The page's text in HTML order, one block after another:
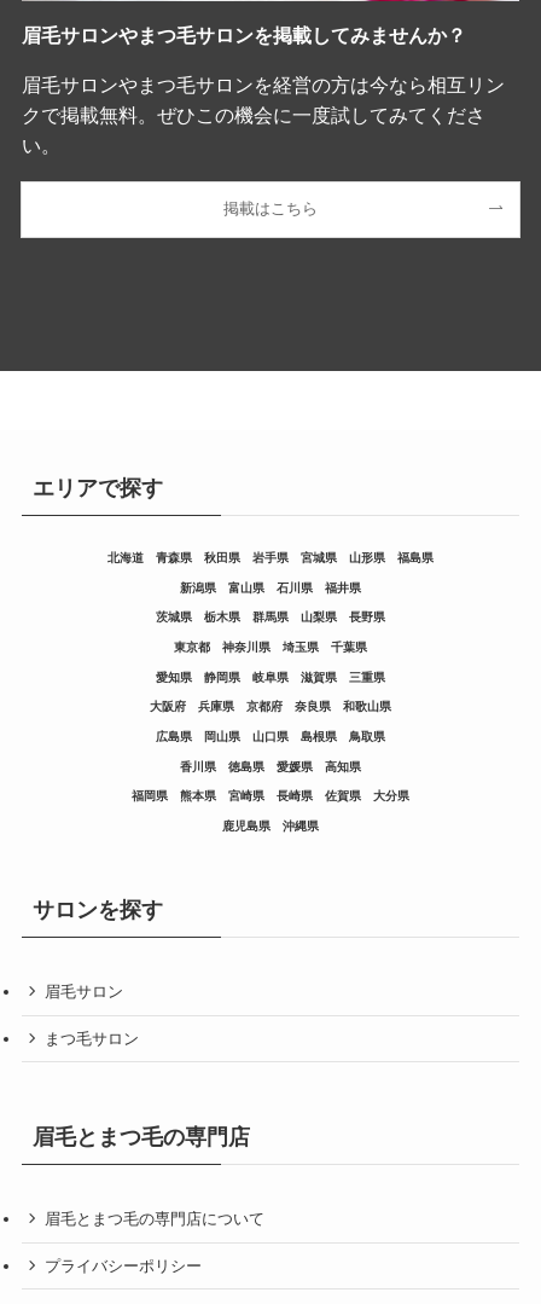
眉毛サロンやまつ毛サロンを掲載してみませんか？
眉毛サロンやまつ毛サロンを経営の方は今なら相互リン
クで掲載無料。ぜひこの機会に一度試してみてくださ
い。
掲載はこちら
エリアで探す
北海道 青森県 秋田県 岩手県 宮城県 山形県 福島県
新潟県 富山県 石川県 福井県
茨城県 栃木県 群馬県 山梨県 長野県
東京都 神奈川県 埼玉県 千葉県
愛知県 静岡県 岐阜県 滋賀県 三重県
大阪府 兵庫県 京都府 奈良県 和歌山県
広島県 岡山県 山口県 島根県 鳥取県
香川県 徳島県 愛媛県 高知県
福岡県 熊本県 宮崎県 長崎県 佐賀県 大分県
鹿児島県 沖縄県
サロンを探す
眉毛サロン
まつ毛サロン
眉毛とまつ毛の専門店
眉毛とまつ毛の専門店について
プライバシーポリシー